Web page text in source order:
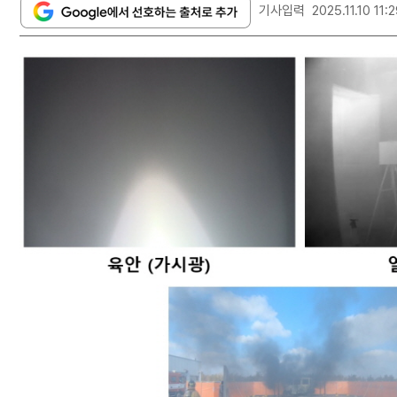
기사입력 2025.11.10